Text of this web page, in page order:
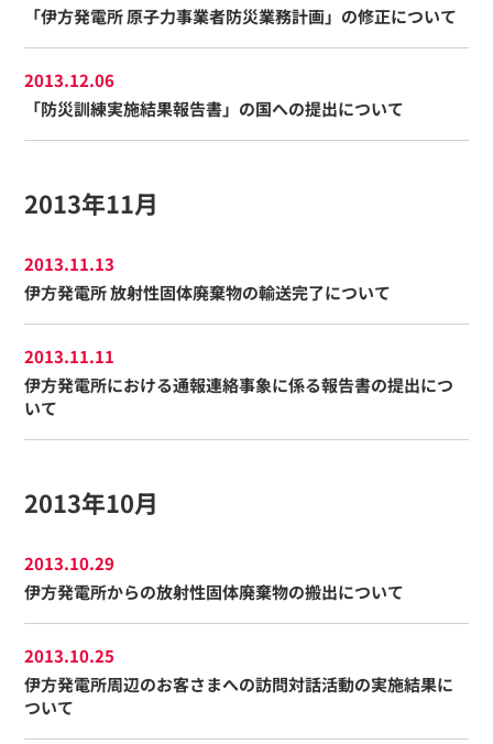
「伊方発電所 原子力事業者防災業務計画」の修正について
2013.12.06
「防災訓練実施結果報告書」の国への提出について
2013年11月
2013.11.13
伊方発電所 放射性固体廃棄物の輸送完了について
2013.11.11
伊方発電所における通報連絡事象に係る報告書の提出につ
いて
2013年10月
2013.10.29
伊方発電所からの放射性固体廃棄物の搬出について
2013.10.25
伊方発電所周辺のお客さまへの訪問対話活動の実施結果に
ついて